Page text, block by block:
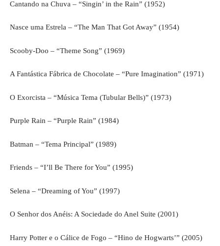
Cantando na Chuva – “Singin’ in the Rain” (1952)
Nasce uma Estrela – “The Man That Got Away” (1954)
Scooby-Doo – “Theme Song” (1969)
A Fantástica Fábrica de Chocolate – “Pure Imagination” (1971)
O Exorcista – “Música Tema (Tubular Bells)” (1973)
Purple Rain – “Purple Rain” (1984)
Batman – “Tema Principal” (1989)
Friends – “I’ll Be There for You” (1995)
Selena – “Dreaming of You” (1997)
O Senhor dos Anéis: A Sociedade do Anel Suite (2001)
Harry Potter e o Cálice de Fogo – “Hino de Hogwarts’” (2005)